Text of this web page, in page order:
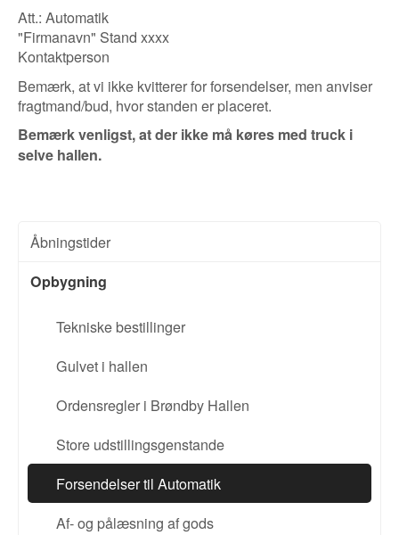
Att.: Automatik
"Firmanavn" Stand xxxx
Kontaktperson
Bemærk, at vi ikke kvitterer for forsendelser, men anviser
fragtmand/bud, hvor standen er placeret.
Bemærk venligst, at der ikke må køres med truck i
selve hallen.
Åbningstider
Opbygning
Tekniske bestillinger
Gulvet i hallen
Ordensregler i Brøndby Hallen
Store udstillingsgenstande
Forsendelser til Automatik
Af- og pålæsning af gods